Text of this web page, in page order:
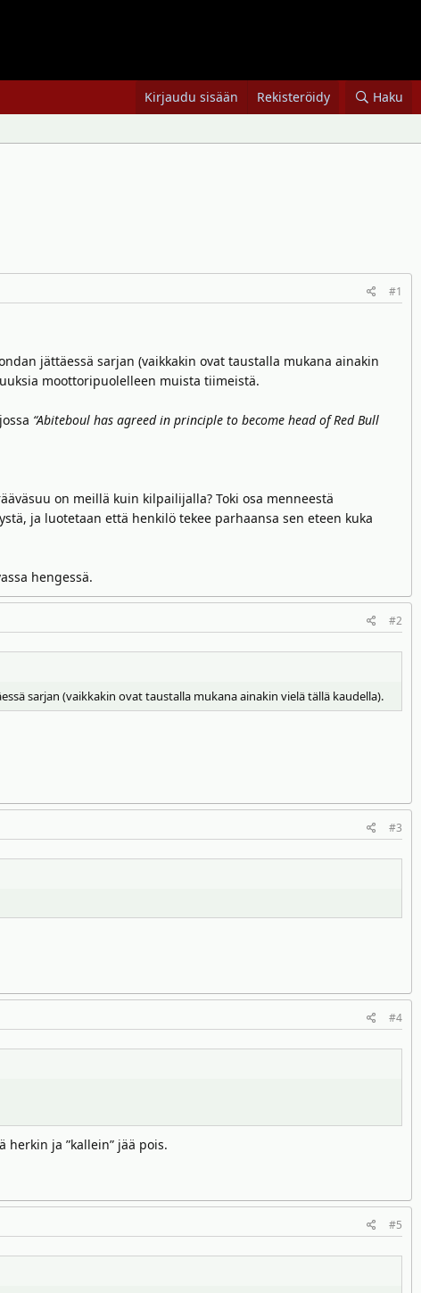
Kirjaudu sisään Rekisteröidy Haku
#1
jättäessä sarjan (vaikkakin ovat taustalla mukana ainakin
moottoripuolelleen muista tiimeistä.
“Abiteboul has agreed in principle to become head of Red Bull
on meillä kuin kilpailijalla? Toki osa menneestä
ja luotetaan että henkilö tekee parhaansa sen eteen kuka
hengessä.
#2
sarjan (vaikkakin ovat taustalla mukana ainakin vielä tällä kaudella).
#3
#4
ja ”kallein” jää pois.
#5